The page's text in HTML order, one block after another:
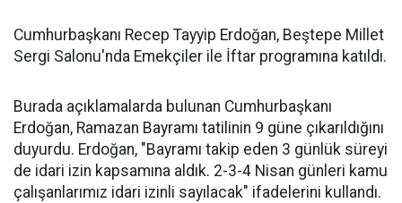
Cumhurbaşkanı Recep Tayyip Erdoğan, Beştepe Millet
Sergi Salonu'nda Emekçiler ile İftar programına katıldı.
Burada açıklamalarda bulunan Cumhurbaşkanı
Erdoğan, Ramazan Bayramı tatilinin 9 güne çıkarıldığını
duyurdu. Erdoğan, "Bayramı takip eden 3 günlük süreyi
de idari izin kapsamına aldık. 2-3-4 Nisan günleri kamu
çalışanlarımız idari izinli sayılacak" ifadelerini kullandı.